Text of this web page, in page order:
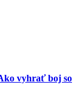
vyhrať boj so